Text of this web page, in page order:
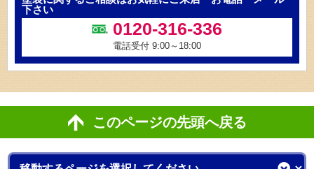
下さい
0120-316-336
電話受付 9:00～18:00
このページの先頭へ戻る